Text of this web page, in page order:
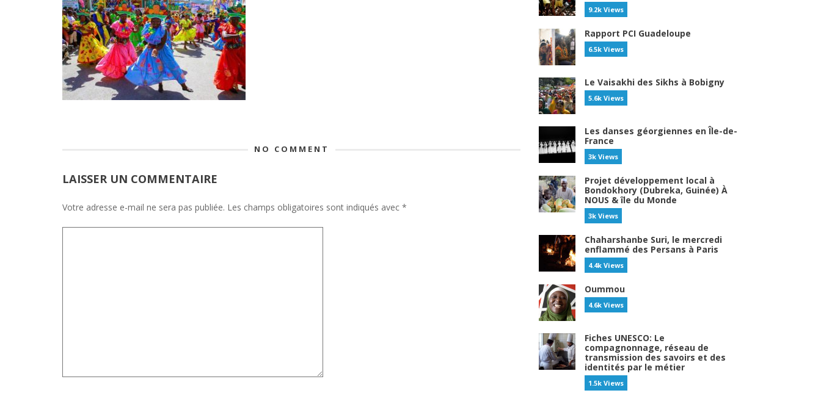
NO COMMENT
LAISSER UN COMMENTAIRE
Votre adresse e-mail ne sera pas publiée. Les champs obligatoires sont indiqués avec *
9.2k Views
Rapport PCI Guadeloupe
6.5k Views
Le Vaisakhi des Sikhs à Bobigny
5.6k Views
Les danses géorgiennes en Île-de-
France
3k Views
Projet développement local à
Bondokhory (Dubreka, Guinée) À
NOUS & île du Monde
3k Views
Chaharshanbe Suri, le mercredi
enflammé des Persans à Paris
4.4k Views
Oummou
4.6k Views
Fiches UNESCO: Le
compagnonnage, réseau de
transmission des savoirs et des
identités par le métier
1.5k Views